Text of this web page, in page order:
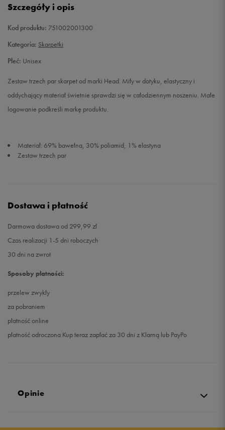
Szczegóły i opis
Kod produktu: 751002001300
Kategoria: Skarpetki
Płeć: Unisex
Zestaw trzech par skarpet od marki Head. Miły w dotyku, elastyczny i
oddychający materiał świetnie sprawdzi się w całodziennym noszeniu. Małe
logowanie podkreśli markę produktu.
Materiał: 69% bawełna, 30% poliamid, 1% elastyna
Zestaw trzech par
Dostawa i płatność
Darmowa dostawa od 299,99 zł
Czas realizacji 1-5 dni roboczych
30 dni na zwrot
Sposoby płatności:
przelew zwykły
za pobraniem
płatność online
płatność odroczona Kup teraz zapłać za 30 dni z Klarną lub PayPo
Opinie